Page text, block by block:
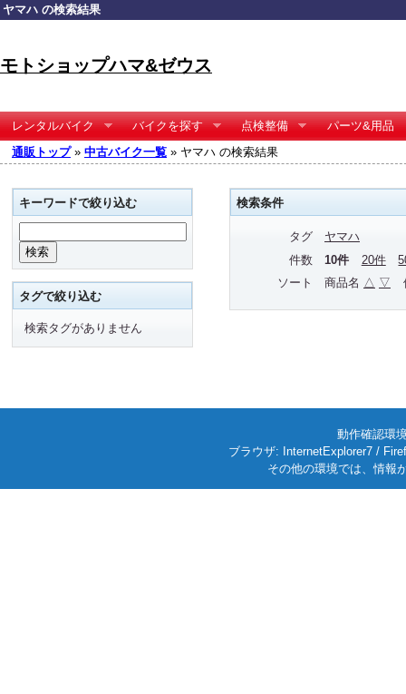
ヤマハ の検索結果
モトショップハマ&ゼウス
レンタルバイク バイクを探す 点検整備
パーツ&用品
通販トップ» 中古バイク一覧 » ヤマハ の検索結果
検索条件
タグ
ヤマハ
件数
10件 20件
ソート
商品名 △ ▽
キーワードで絞り込む
タグで絞り込む
検索タグがありません
動作確認環
ブラウザ: InternetExplorer7 /
その他の環境では、情報